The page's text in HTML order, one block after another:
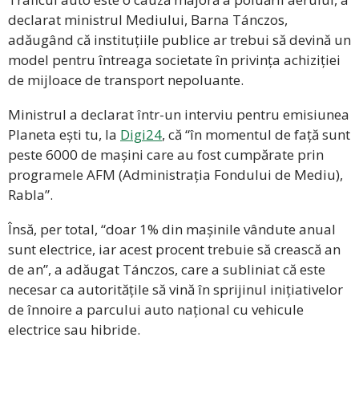
declarat ministrul Mediului, Barna Tánczos,
adăugând că instituțiile publice ar trebui să devină un
model pentru întreaga societate în privința achiziției
de mijloace de transport nepoluante.
Ministrul a declarat într-un interviu pentru emisiunea
Planeta ești tu, la Digi24, că “în momentul de față sunt
peste 6000 de mașini care au fost cumpărate prin
programele AFM (Administrația Fondului de Mediu),
Rabla”.
Însă, per total, “doar 1% din mașinile vândute anual
sunt electrice, iar acest procent trebuie să crească an
de an”, a adăugat Tánczos, care a subliniat că este
necesar ca autoritățile să vină în sprijinul inițiativelor
de înnoire a parcului auto național cu vehicule
electrice sau hibride.